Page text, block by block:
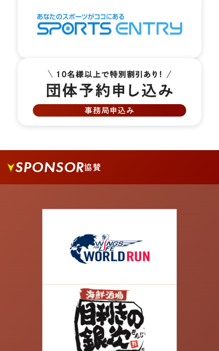
1番街商店街を抜けて大通りに出ましたら右へ曲
がります。
新荒川大橋に出るまで真っすぐ進み、橋を進みま
SPONSOR協賛